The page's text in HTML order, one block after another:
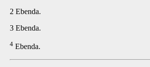
2 Ebenda.
3 Ebenda.
4 Ebenda.